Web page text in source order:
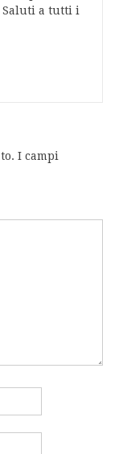
Saluti a tutti i
I campi